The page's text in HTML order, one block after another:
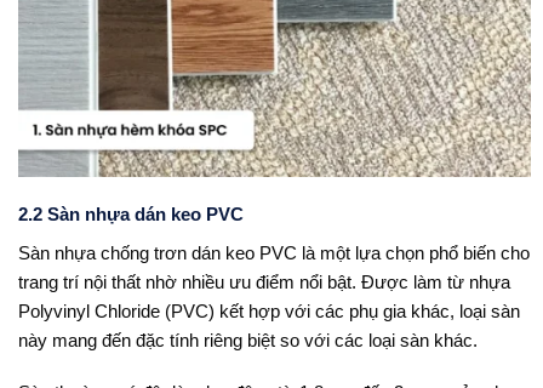
2.2 Sàn nhựa dán keo PVC
Sàn nhựa chống trơn dán keo PVC là một lựa chọn phổ biến cho
trang trí nội thất nhờ nhiều ưu điểm nổi bật. Được làm từ nhựa
Polyvinyl Chloride (PVC) kết hợp với các phụ gia khác, loại sàn
này mang đến đặc tính riêng biệt so với các loại sàn khác.